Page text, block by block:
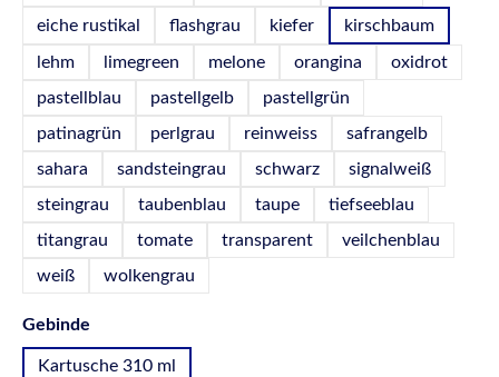
eiche rustikal flashgrau kiefer kirschbaum
lehm limegreen melone orangina
oxidrot
pastellblau
pastellgelb
pastellgrün
patinagrün
perlgrau reinweiss
safrangelb
sahara
sandsteingrau schwarz
signalweiß
steingrau
taubenblau taupe
tiefseeblau
titangrau
tomate transparent
veilchenblau
weiß
wolkengrau
Gebinde
Kartusche 310 ml